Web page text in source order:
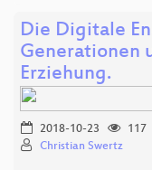
Die Digitale
Generationen
Erziehung.
2018-10-23
117
Christian Swertz